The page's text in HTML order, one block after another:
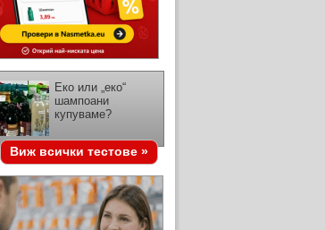
Еко или „еко“
шампоани
купуваме?
Виж всички тестове »